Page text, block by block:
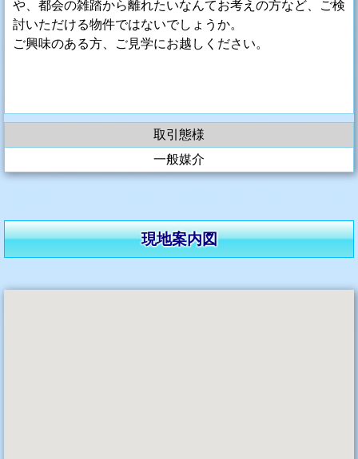
や、都会の雑踏から離れたいなんてお考えの方など、ご検
討いただける物件ではないでしょうか。
ご興味のある方、ご見学にお越しください。
取引態様
一般媒介
現地案内図